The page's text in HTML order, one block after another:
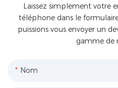
Laissez simplement votre
téléphone dans le
puissions vous envoyer un
gamme de
Nom